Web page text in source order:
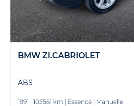
BMW ZI.CABRIOLET
ABS
1991 | 105561 km | Essence | Manuelle